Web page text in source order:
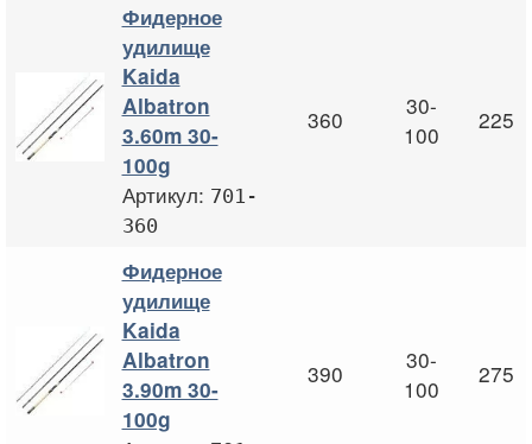
Фидерное
удилище
Kaida
Albatron
3.60m 30-
100g
Артикул: 701-
360
360
30-
100
225
Фидерное
удилище
Kaida
Albatron
3.90m 30-
100g
390
30-
100
275